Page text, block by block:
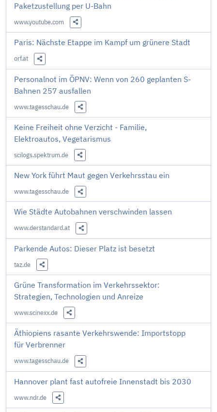
Paketzustellung per U-Bahn
www.youtube.com
Diesen Link teilen
Paris: Nächste Etappe im Kampf um grünere Stadt
orf.at
Diesen Link teilen
Personalnot im ÖPNV: Wenn von 260 geplanten S-
Bahnen 257 ausfallen
www.tagesschau.de
Diesen Link teilen
Keine Freiheit ohne Verzicht - Familie,
Elektroautos, Vegetarismus
scilogs.spektrum.de
Diesen Link teilen
New York führt Maut gegen Verkehrsstau ein
www.tagesschau.de
Diesen Link teilen
Wie Städte Autobahnen verschwinden lassen
www.derstandard.at
Diesen Link teilen
Parkende Autos: Dieser Platz ist besetzt
taz.de
Diesen Link teilen
Grüne Transformation im Verkehrssektor:
Strategien, Technologien und Anreize
www.scinexx.de
Diesen Link teilen
Äthiopiens rasante Verkehrswende: Importstopp
für Verbrenner
www.tagesschau.de
Diesen Link teilen
Hannover plant fast autofreie Innenstadt bis 2030
www.ndr.de
Diesen Link teilen